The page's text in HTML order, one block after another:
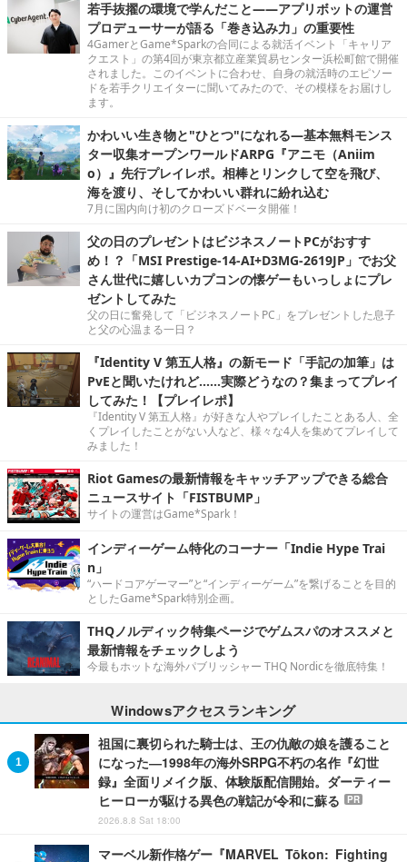
若手抜擢の環境で学んだこと――アプリボットの運営
プロデューサーが語る「巻き込み力」の重要性
4GamerとGame*Sparkの合同による就活イベント「キャリア
クエスト」の第4回が東京都立産業貿易センター浜松町館で開催
されました。このイベントに合わせ、自身の就活時のエピソー
ドを若手クリエイターに聞いてみたので、その模様をお届けし
ます。
かわいい生き物と"ひとつ"になれる―基本無料モンス
ター収集オープンワールドARPG『アニモ（Aniim
o）』先行プレイレポ。相棒とリンクして空を飛び、
海を渡り、そしてかわいい群れに紛れ込む
7月に国内向け初のクローズドベータ開催！
父の日のプレゼントはビジネスノートPCがおすす
め！？「MSI Prestige-14-AI+D3MG-2619JP」でお父
さん世代に嬉しいカプコンの懐ゲーもいっしょにプレ
ゼントしてみた
父の日に奮発して「ビジネスノートPC」をプレゼントした息子
と父の心温まる一日？
『Identity V 第五人格』の新モード「手記の加筆」は
PvEと聞いたけれど……実際どうなの？集まってプレイ
してみた！【プレイレポ】
『Identity V 第五人格』が好きな人やプレイしたことある人、全
くプレイしたことがない人など、様々な4人を集めてプレイして
みました！
Riot Gamesの最新情報をキャッチアップできる総合
ニュースサイト「FISTBUMP」
サイトの運営はGame*Spark！
インディーゲーム特化のコーナー「Indie Hype Trai
n」
“ハードコアゲーマー”と“インディーゲーム”を繋げることを目的
としたGame*Spark特別企画。
THQノルディック特集ページでゲムスパのオススメと
最新情報をチェックしよう
今最もホットな海外パブリッシャー THQ Nordicを徹底特集！
Windowsアクセスランキング
祖国に裏切られた騎士は、王の仇敵の娘を護ること
になった―1998年の海外SRPG不朽の名作『幻世
録』全面リメイク版、体験版配信開始。ダーティー
ヒーローが駆ける異色の戦記が令和に蘇る
PR
2026.8.8 Sat 18:00
マーベル新作格ゲー『MARVEL Tōkon: Fighting